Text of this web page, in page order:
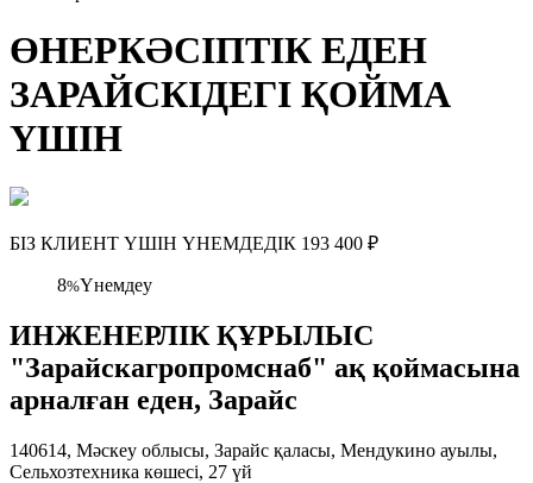
ӨНЕРКӘСІПТІК ЕДЕН
ЗАРАЙСКІДЕГІ ҚОЙМА
ҮШІН
БІЗ КЛИЕНТ ҮШІН ҮНЕМДЕДІК 193 400 ₽
8%Үнемдеу
ИНЖЕНЕРЛІК ҚҰРЫЛЫС
"Зарайскагропромснаб" ақ қоймасына
арналған еден, Зарайс
140614, Мәскеу облысы, Зарайс қаласы, Мендукино ауылы,
Сельхозтехника көшесі, 27 үй